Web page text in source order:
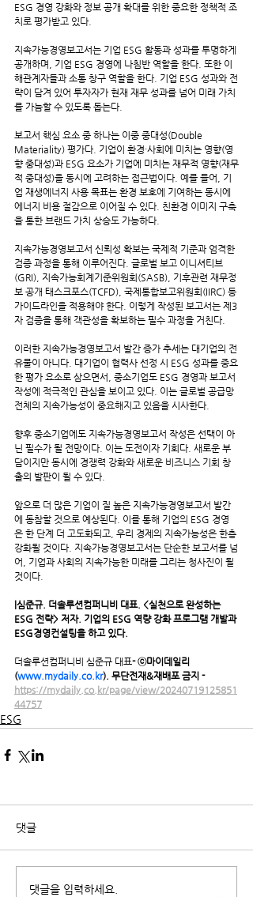
ESG 경영 강화와 정보 공개 확대를 위한 중요한 정책적 조
치로 평가받고 있다.
지속가능경영보고서는 기업 ESG 활동과 성과를 투명하게
공개하며, 기업 ESG 경영에 나침반 역할을 한다. 또한 이
해관계자들과 소통 창구 역할을 한다. 기업 ESG 성과와 전
략이 담겨 있어 투자자가 현재 재무 성과를 넘어 미래 가치
를 가늠할 수 있도록 돕는다.
보고서 핵심 요소 중 하나는 이중 중대성(Double
Materiality) 평가다. 기업이 환경·사회에 미치는 영향(영
향 중대성)과 ESG 요소가 기업에 미치는 재무적 영향(재무
적 중대성)을 동시에 고려하는 접근법이다. 예를 들어, 기
업 재생에너지 사용 목표는 환경 보호에 기여하는 동시에
에너지 비용 절감으로 이어질 수 있다. 친환경 이미지 구축
을 통한 브랜드 가치 상승도 가능하다.
지속가능경영보고서 신뢰성 확보는 국제적 기준과 엄격한
검증 과정을 통해 이루어진다. 글로벌 보고 이니셔티브
(GRI), 지속가능회계기준위원회(SASB), 기후관련 재무정
보 공개 태스크포스(TCFD), 국제통합보고위원회(IIRC) 등
가이드라인을 적용해야 한다. 이렇게 작성된 보고서는 제3
자 검증을 통해 객관성을 확보하는 필수 과정을 거친다.
이러한 지속가능경영보고서 발간 증가 추세는 대기업의 전
유물이 아니다. 대기업이 협력사 선정 시 ESG 성과를 중요
한 평가 요소로 삼으면서, 중소기업도 ESG 경영과 보고서
작성에 적극적인 관심을 보이고 있다. 이는 글로벌 공급망
전체의 지속가능성이 중요해지고 있음을 시사한다.
향후 중소기업에도 지속가능경영보고서 작성은 선택이 아
닌 필수가 될 전망이다. 이는 도전이자 기회다. 새로운 부
담이지만 동시에 경쟁력 강화와 새로운 비즈니스 기회 창
출의 발판이 될 수 있다.
앞으로 더 많은 기업이 질 높은 지속가능경영보고서 발간
에 동참할 것으로 예상된다. 이를 통해 기업의 ESG 경영
은 한 단계 더 고도화되고, 우리 경제의 지속가능성은 한층
강화될 것이다. 지속가능경영보고서는 단순한 보고서를 넘
어, 기업과 사회의 지속가능한 미래를 그리는 청사진이 될
것이다.
|심준규. 더솔루션컴퍼니비 대표. <실천으로 완성하는
ESG 전략> 저자. 기업의 ESG 역량 강화 프로그램 개발과
ESG경영컨설팅을 하고 있다.
더솔루션컴퍼니비 심준규 대표- ⓒ마이데일리
(www.mydaily.co.kr). 무단전재&재배포 금지 -
https://mydaily.co.kr/page/view/20240719125851
44757
ESG
댓글
댓글을 입력하세요.